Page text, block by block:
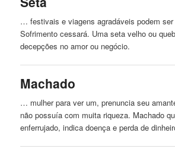
… festivais e viagens agradáveis ​​podem ser
Sofrimento cessará. Uma seta velho ou
decepções no amor ou negócio.
Machado
… mulher para ver um, prenuncia seu
não possuía com muita riqueza. Machado
enferrujado, indica doença e perda de